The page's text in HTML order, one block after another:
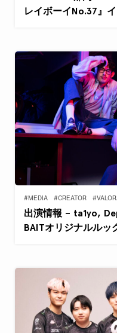
レイボーイNo.37』
#MEDIA #CREATOR
出演情報 – ta1yo,
BAITオリジナルルッ